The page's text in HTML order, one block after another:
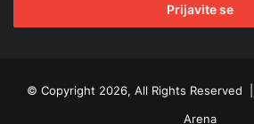
© Copyright 2026, All Rights Reserved |
Arena